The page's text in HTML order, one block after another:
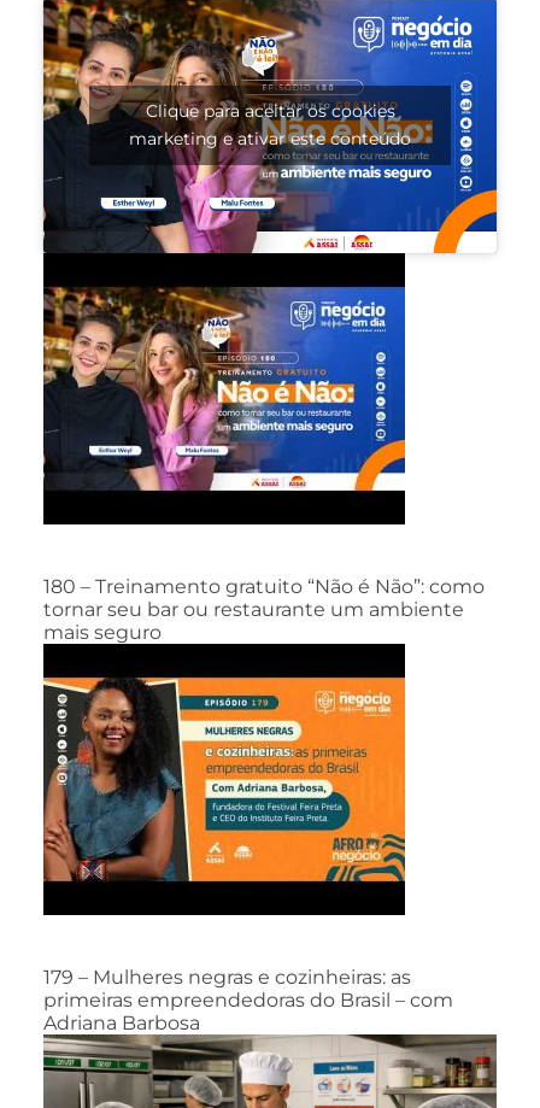
Clique para aceitar os cookies
marketing e ativar este conteúdo
180 – Treinamento gratuito “Não é Não”: como
tornar seu bar ou restaurante um ambiente
mais seguro
179 – Mulheres negras e cozinheiras: as
primeiras empreendedoras do Brasil – com
Adriana Barbosa